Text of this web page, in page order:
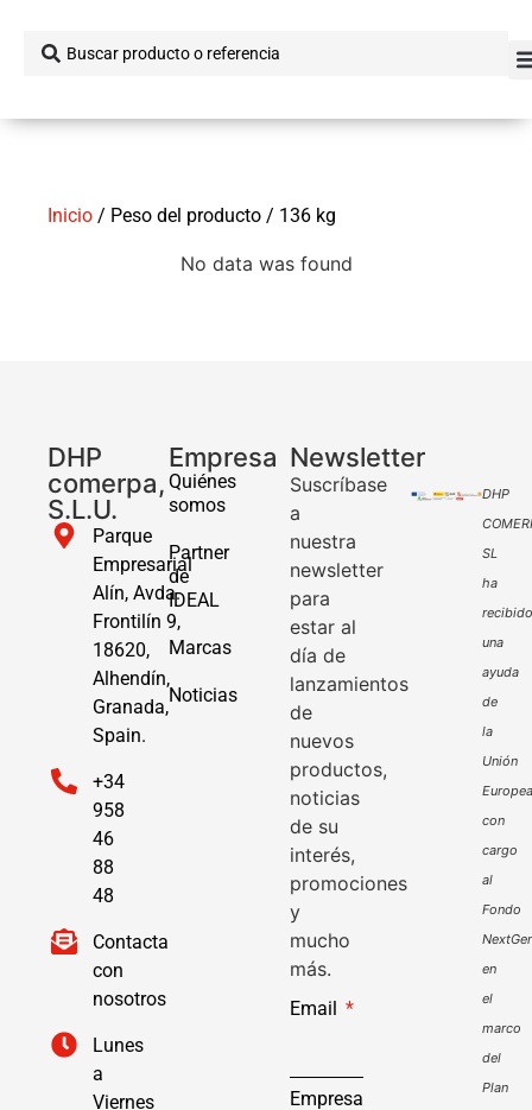
Inicio / Peso del producto / 136 kg
No data was found
DHP
comerpa,
S.L.U.
Parque
Empresarial
Alín, Avda.
Frontilín 9,
18620,
Alhendín,
Granada,
Spain.
+34
958
46
88
48
Contacta
con
nosotros
Lunes
a
Viernes
Empresa
Quiénes
somos
Partner
de
IDEAL
Marcas
Noticias
Newsletter
Suscríbase
a
nuestra
newsletter
para
estar al
día de
lanzamientos
de
nuevos
productos,
noticias
de su
interés,
promociones
y
mucho
más.
Email
Empresa
DHP
SL
ha
recibido
una
ayuda
de
la
Unión
Europea
con
cargo
al
Fondo
en
el
marco
del
Plan